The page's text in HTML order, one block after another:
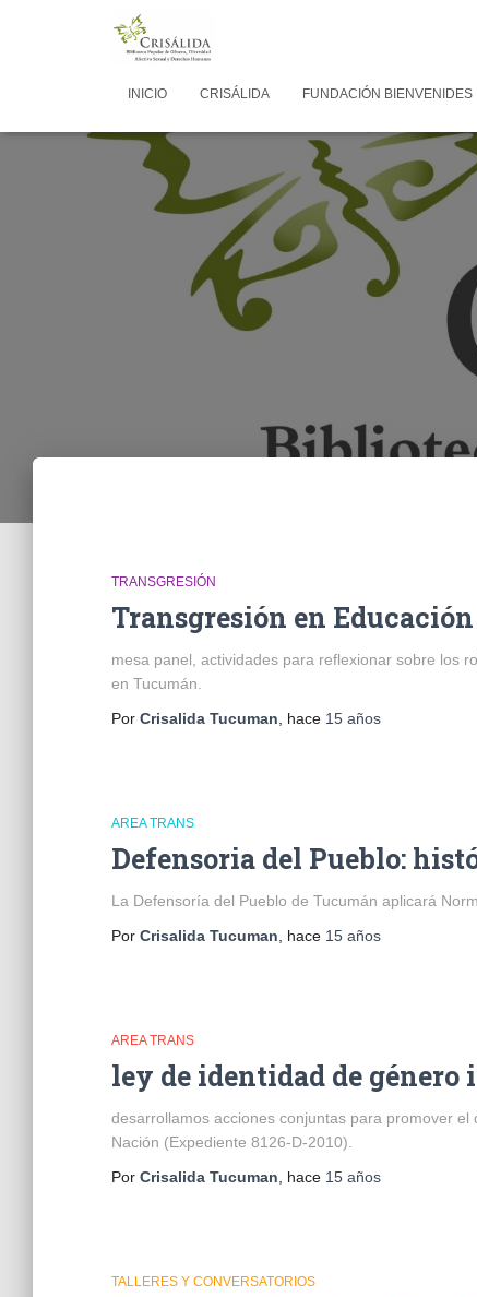
INICIO CRISÁLIDA FUNDACIÓN BIENVENIDES
TRANSGRESIÓN
Transgresión en
mesa panel, actividades para reflexionar sobre los
en Tucumán.
Por Crisalida Tucuman , hace 15 años
AREA TRANS
Defensoria del Pueblo:
La Defensoría del Pueblo de Tucumán aplicará
Por Crisalida Tucuman , hace 15 años
AREA TRANS
ley de identidad de género
desarrollamos acciones conjuntas para promover
Nación (Expediente 8126-D-2010).
Por Crisalida Tucuman , hace 15 años
TALLERES Y CONVERSATORIOS